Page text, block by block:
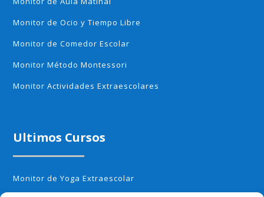
Monitor de Ocio y Tiempo Libre
Monitor de Comedor Escolar
Monitor Método Montessori
Monitor Actividades Extraescolares
Ultimos Cursos
Monitor de Yoga Extraescolar